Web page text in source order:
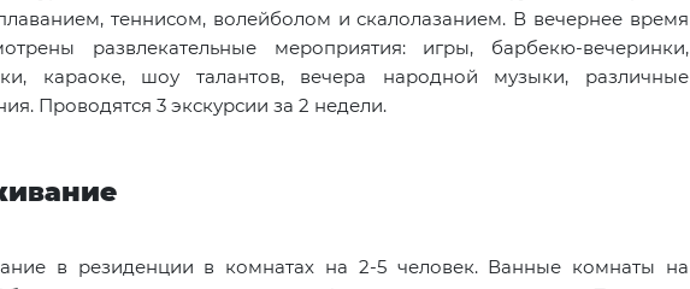
теннисом, волейболом и скалолазанием. В вечернее время
развлекательные мероприятия: игры, барбекю-вечеринки,
караоке, шоу талантов, вечера народной музыки, различные
Проводятся 3 экскурсии за 2 недели.
в резиденции в комнатах на 2-5 человек. Ванные комнаты на